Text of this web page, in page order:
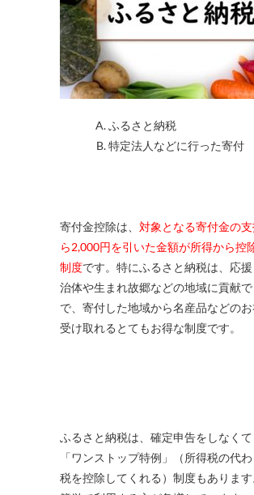
ふるさと納税
特定法人などに行った寄付
寄付金控除は、 対象となる寄付金の
ら2,000円を引いた金額が所得から控
制度です。特にふるさと納税は、応
治体や生まれ故郷などの地域に貢献
で、寄付した地域から名産品などの
受け取れるとてもお得な制度です。
ふるさと納税は、確定申告をしなく
「ワンストップ特例」（所得税の代
税を控除してくれる）制度もありま